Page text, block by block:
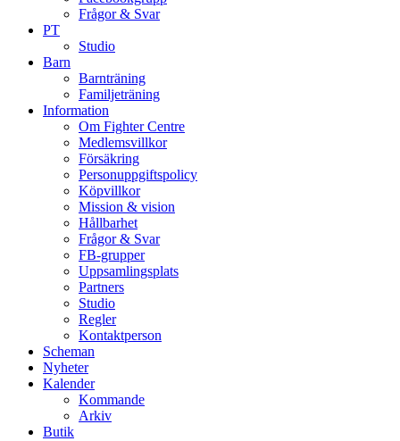
Frågor & Svar
PT
Studio
Barn
Barnträning
Familjeträning
Information
Om Fighter Centre
Medlemsvillkor
Försäkring
Personuppgiftspolicy
Köpvillkor
Mission & vision
Hållbarhet
Frågor & Svar
FB-grupper
Uppsamlingsplats
Partners
Studio
Regler
Kontaktperson
Scheman
Nyheter
Kalender
Kommande
Arkiv
Butik